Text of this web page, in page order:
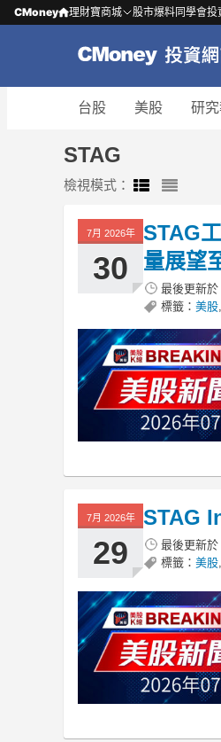
CMoney 理財寶商城 股市爆料同學會投
台股 美股 研
STAG
檢視模式：
7月 2026年
30
STAG
量展望
最後更新於
標籤： 美股
7月 2026年
29
STAG
最後更新於
標籤： 美股